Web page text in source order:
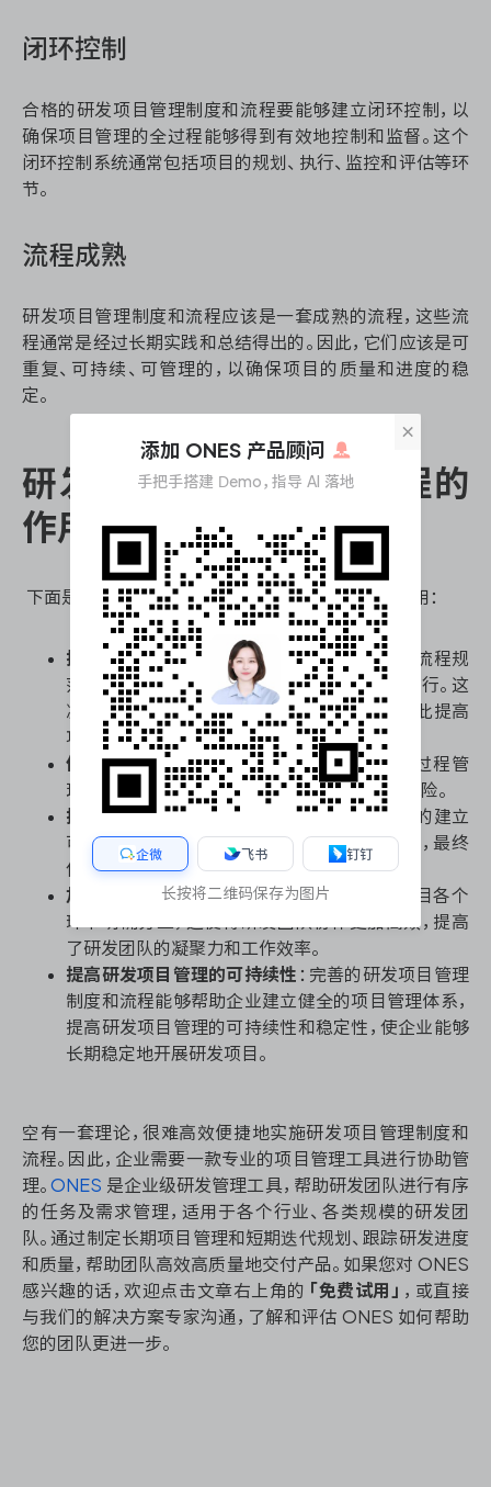
闭环控制
合格的研发项目管理制度和流程要能够建立闭环控制，以
确保项目管理的全过程能够得到有效地控制和监督。这个
闭环控制系统通常包括项目的规划、执行、监控和评估等环
节。
流程成熟
研发项目管理制度和流程应该是一套成熟的流程，这些流
程通常是经过长期实践和总结得出的。因此，它们应该是可
重复、可持续、可管理的，以确保项目的质量和进度的稳
定。
研发项目管理制度和流程的
作用
下面是研发项目管理制度和流程在企业中的重要作用：
提高研发项目管理效率：研发项目管理制度和流程规
范了项目的各个环节，使得项目能够有序地进行。这
减少了管理过程中的步骤混乱和资源浪费，由此提高
项目管理效率。
优化项目管理流程：标准化的程序能够优化过程管
理，使项目管理流程更加清晰明了，降低管理风险。
提升项目管理质量
：研发项目管理制度和流程的建立
可以减少项目失败的风险，提高项目的成功率，最终
保证项目的高质量达成。
加强研发团队协作：设置好统一的规则后，项目各个
环节明确分工，这使得研发团队协作更加高效，提高
了研发团队的凝聚力和工作效率。
提高研发项目管理的可持续性 ：完善的研发项目管理
制度和流程能够帮助企业建立健全的项目管理体系，
提高研发项目管理的可持续性和稳定性，使企业能够
长期稳定地开展研发项目。
空有一套理论，很难高效便捷地实施研发项目管理制度和
流程。因此，企业需要一款专业的项目管理工具进行协助管
理。ONES 是企业级研发管理工具，帮助研发团队进行有序
的任务及需求管理，适用于各个行业、各类规模的研发团
队。通过制定长期项目管理和短期迭代规划、跟踪研发进度
和质量，帮助团队高效高质量地交付产品。如果您对 ONES
感兴趣的话，欢迎点击文章右上角的 「免费试用」 ，或直接
与我们的解决方案专家沟通，了解和评估 ONES 如何帮助
您的团队更进一步。
×
添加 ONES 产品顾问
手把手搭建 Demo，指导 AI 落地
企微 飞书 钉钉
长按将二维码保存为图片